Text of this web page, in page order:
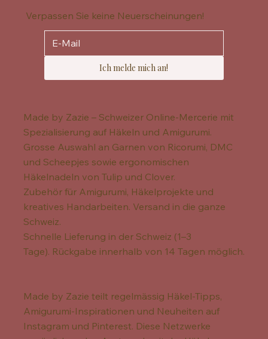
Verpassen Sie keine Neuerscheinungen!
Ich melde mich an!
Made by Zazie – Schweizer Online-Mercerie mit
Spezialisierung auf Häkeln und Amigurumi.
Grosse Auswahl an Garnen von Ricorumi, DMC
und Scheepjes sowie ergonomischen
Häkelnadeln von Tulip und Clover.
Zubehör für Amigurumi, Häkelprojekte und
kreatives Handarbeiten. Versand in die ganze
Schweiz.
Schnelle Lieferung in der Schweiz (1–3
Tage). Rückgabe innerhalb von 14 Tagen möglich.
Made by Zazie teilt regelmässig Häkel-Tipps,
Amigurumi-Inspirationen und Neuheiten auf
Instagram und Pinterest. Diese Netzwerke